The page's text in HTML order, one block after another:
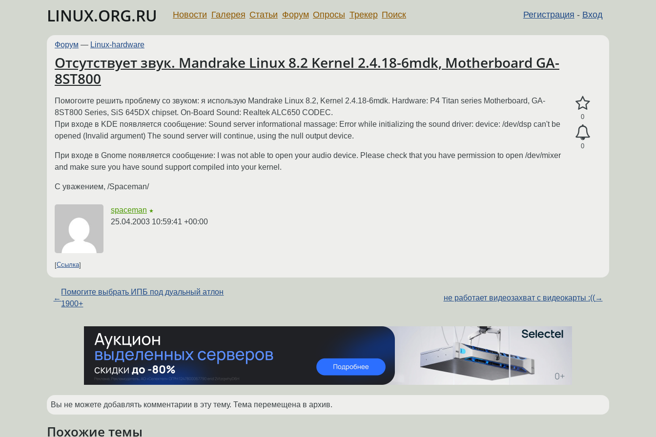
LINUX.ORG.RU Регистрация - Вход
Новости Галерея Статьи Форум Опросы Трекер Поиск
Форум — Linux-hardware
Отсутствует звук. Mandrake Linux 8.2 Kernel 2.4.18-6mdk, Motherboard GA-
8ST800
0
0
Помогоите решить проблему со звуком: я использую Mandrake Linux 8.2, Kernel 2.4.18-6mdk. Hardware: P4 Titan series Motherboard, GA-
8ST800 Series, SiS 645DX chipset. On-Board Sound: Realtek ALC650 CODEC.
При входе в KDE появляется сообщение: Sound server informational massage: Error while initializing the sound driver: device: /dev/dsp can't be
opened (Invalid argument) The sound server will continue, using the null output device.
При входе в Gnome появляется сообщение: I was not able to open your audio device. Please check that you have permission to open /dev/mixer
and make sure you have sound support compiled into your kernel.
С уважением, /Spaceman/
spaceman ★
25.04.2003 10:59:41 +00:00
Ссылка
←
Помогите выбрать ИПБ под дуальный атлон
1900+
не работает видеозахват с видеокарты :((→
Вы не можете добавлять комментарии в эту тему. Тема перемещена в архив.
Похожие темы